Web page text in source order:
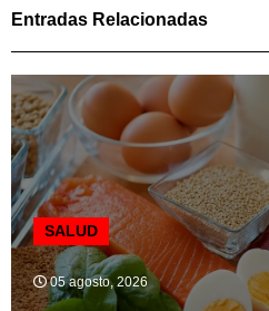
Entradas Relacionadas
SALUD
05 agosto, 2026